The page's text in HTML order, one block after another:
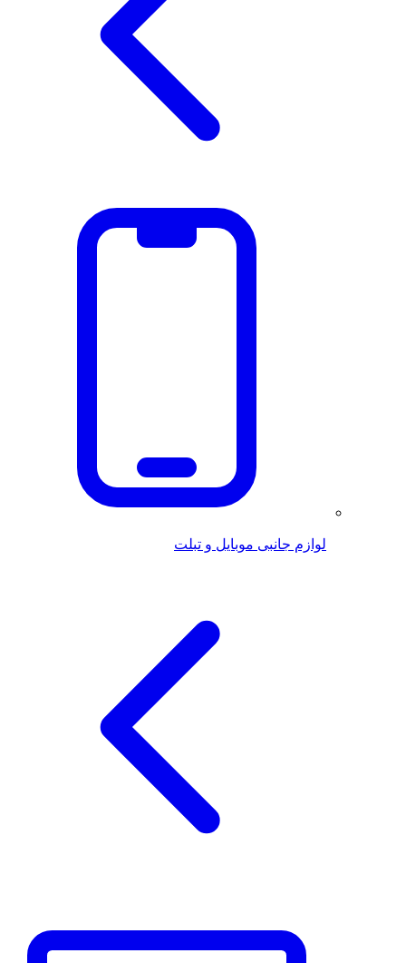
لوازم جانبی موبایل و تبلت